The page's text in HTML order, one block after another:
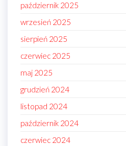
październik 2025
wrzesień 2025
sierpień 2025
czerwiec 2025
maj 2025
grudzień 2024
listopad 2024
październik 2024
czerwiec 2024